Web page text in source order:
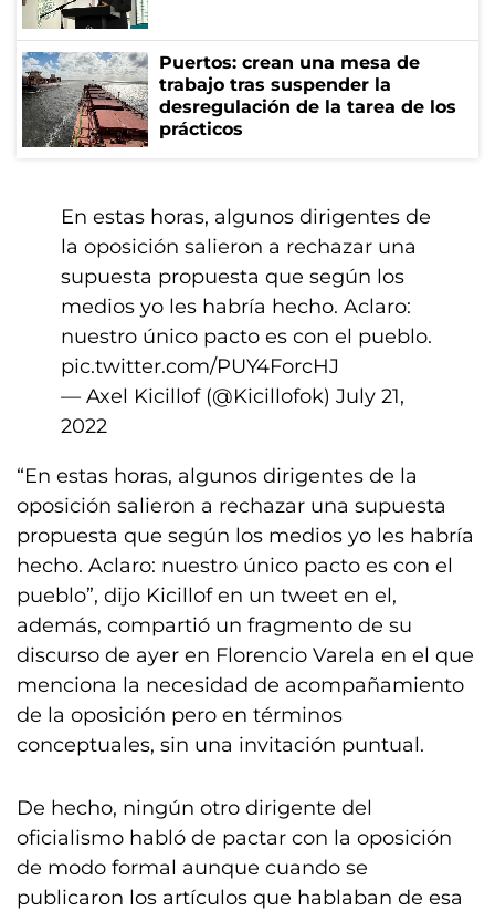
Puertos: crean una mesa de
trabajo tras suspender la
desregulación de la tarea de los
prácticos
En estas horas, algunos dirigentes de
la oposición salieron a rechazar una
supuesta propuesta que según los
medios yo les habría hecho. Aclaro:
nuestro único pacto es con el pueblo.
pic.twitter.com/PUY4ForcHJ
— Axel Kicillof (@Kicillofok) July 21,
2022
“En estas horas, algunos dirigentes de la
oposición salieron a rechazar una supuesta
propuesta que según los medios yo les habría
hecho. Aclaro: nuestro único pacto es con el
pueblo”, dijo Kicillof en un tweet en el,
además, compartió un fragmento de su
discurso de ayer en Florencio Varela en el que
menciona la necesidad de acompañamiento
de la oposición pero en términos
conceptuales, sin una invitación puntual.
De hecho, ningún otro dirigente del
oficialismo habló de pactar con la oposición
de modo formal aunque cuando se
publicaron los artículos que hablaban de esa